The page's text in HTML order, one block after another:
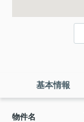
基本情報
物件名